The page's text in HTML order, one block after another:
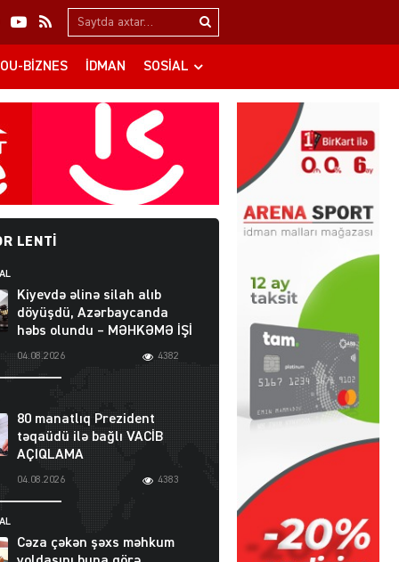
Search…
BIZNES İDMAN SOSIAL
LENTI
Kiyevdə əlinə silah alıb
döyüşdü, Azərbaycanda
həbs olundu – MƏHKƏMƏ İŞİ
04.08.2026 4382
80 manatlıq Prezident
təqaüdü ilə bağlı VACİB
AÇIQLAMA
04.08.2026 4383
Cəza çəkən şəxs məhkum